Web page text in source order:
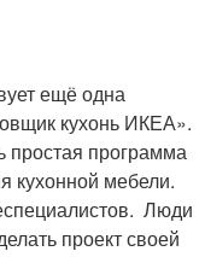
ещё одна
кухонь ИКЕА».
простая программа
кухонной мебели.
Люди
проект своей